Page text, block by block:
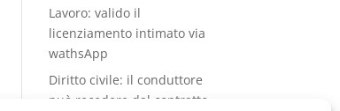
Lavoro: valido il
licenziamento intimato via
wathsApp
Diritto civile: il conduttore
può recedere dal contratto